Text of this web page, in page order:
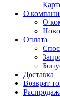
О
О
Оплата
Доставка
Возврат